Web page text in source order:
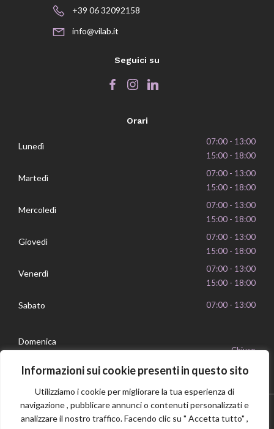
Informazioni sui cookie presenti in questo sito
Utilizziamo i cookie per migliorare la tua esperienza di
navigazione , pubblicare annunci o contenuti personalizzati e
analizzare il nostro traffico. Facendo clic su " Accetta tutto" ,
+39 06 32092158
info@vilab.it
Seguici su
Orari
Lunedì
07:00 - 13:00
15:00 - 18:00
Martedì
07:00 - 13:00
15:00 - 18:00
Mercoledì
07:00 - 13:00
15:00 - 18:00
Giovedì
07:00 - 13:00
15:00 - 18:00
Venerdì
07:00 - 13:00
15:00 - 18:00
Sabato 07:00 - 13:00
Domenica
Chiuso
Privacy Policy Cookie Policy P.IVA 16239351006